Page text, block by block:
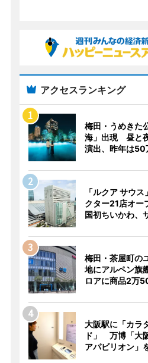
アクセスランキング
梅田・うめきた
海」出現 昼と
演出、昨年は50
「ルクア サウ
クター21店オ
国初ちいかわ、
梅田・茶屋町の
地にアルペン
ロアに商品2万
大阪駅に「カラ
ド」 万博「大
アパビリオン」